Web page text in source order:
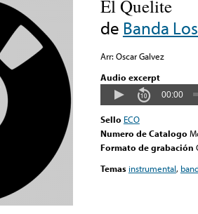
El Quelite
de Banda
Arr: Oscar Galvez
Audio excerpt
00:00
Sello ECO
Numero de Catalogo
Formato de grabación
Temas instrumental,